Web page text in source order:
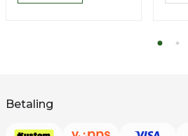
Betaling